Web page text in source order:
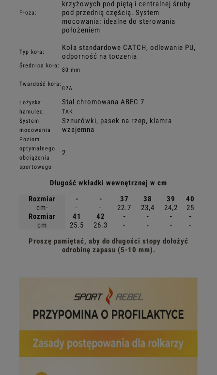
Płoza:
krzyżowych pod piętą i centralnej śruby
pod przednią częścią. System
mocowania: idealne do sterowania
położeniem
Typ koła:
Koła standardowe CATCH, odlewanie PU,
odporność na toczenia
Średnica koła:
80 mm
Twardość koła:
82A
Łożyska: Stal chromowana ABEC 7
hamulec:
TAK
System
mocowania
Sznurówki, pasek na rzep, klamra
wzajemna
Poziom
optymalnego
obciążenia
sportowego
2
Długość wkładki wewnętrznej w cm
Rozmiar
- - 37 38 39
40
cm-
- - 22.7 23,4 24,2
25
Rozmiar
41 42 - - -
-
cm
25.5 26.3 - - -
-
Proszę pamiętać, aby do długości stopy dołożyć
odrobinę zapasu (5-10 mm).